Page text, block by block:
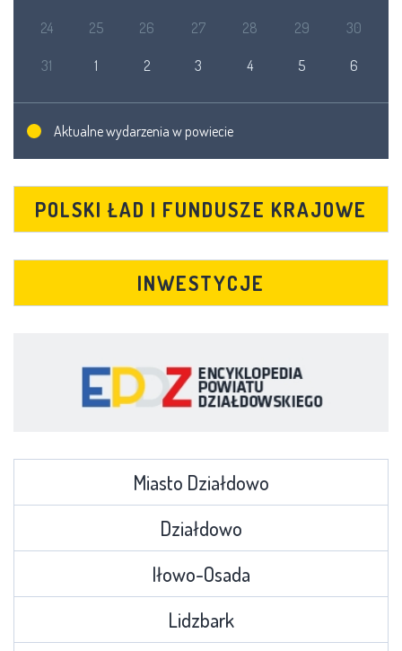
24 25 26 27 28 29 30
31 1 2 3 4 5 6
Aktualne wydarzenia w powiecie
POLSKI ŁAD I FUNDUSZE KRAJOWE
INWESTYCJE
Miasto Działdowo
Działdowo
Iłowo-Osada
Lidzbark